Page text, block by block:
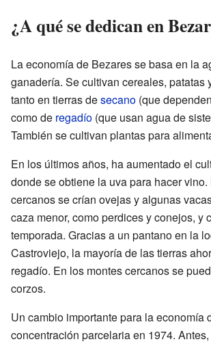
¿A qué se dedican en
La economía de Bezares se basa en la
ganadería. Se cultivan cereales, patatas
tanto en tierras desecano (que
como de regadío (que usan agua de
También se cultivan plantas para
En los últimos años, ha aumentado el
donde se obtiene la uva para hacer
cercanos se crían ovejas y algunas
caza menor, como perdices y conejos, y
temporada. Gracias a un pantano en la
Castroviejo, la mayoría de las tierras
regadío. En los montes cercanos se
corzos.
Un cambio importante para la economía
concentración parcelaria en 1974.